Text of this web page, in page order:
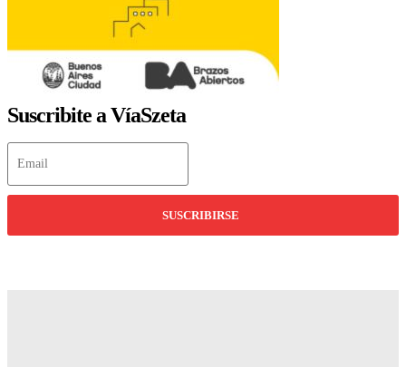
Suscribite a VíaSzeta
SUSCRIBIRSE